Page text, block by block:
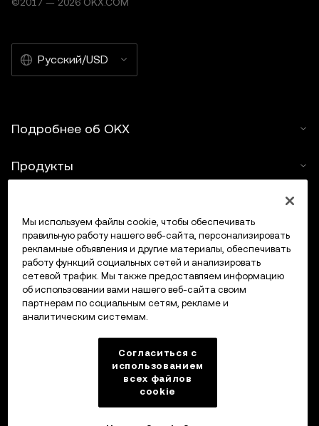
Русский/USD
Подробнее об OKX
Продукты
Поддержка
Купить крипто
Крипто-калькулятор
Мы используем файлы cookie, чтобы обеспечивать
правильную работу нашего веб-сайта, персонализировать
рекламные объявления и другие материалы, обеспечивать
работу функций социальных сетей и анализировать
сетевой трафик. Мы также предоставляем информацию
об использовании вами нашего веб-сайта своим
партнерам по социальным сетям, рекламе и
аналитическим системам.
Согласиться с
использованием
всех файлов
cookie